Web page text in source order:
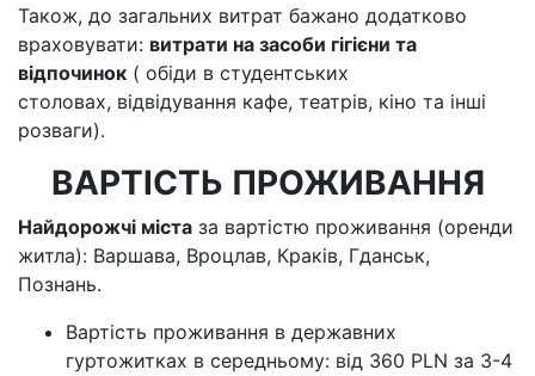
Також, до загальних витрат бажано додатково
враховувати: витрати на засоби гігієни та
відпочинок ( обіди в студентських
столовах, відвідування кафе, театрів, кіно та інші
розваги).
ВАРТІСТЬ ПРОЖИВАННЯ
Найдорожчі міста за вартістю проживання (оренди
житла): Варшава, Вроцлав, Краків, Гданськ,
Познань.
Вартість проживання в державних
гуртожитках в середньому: від 360 PLN за 3-4